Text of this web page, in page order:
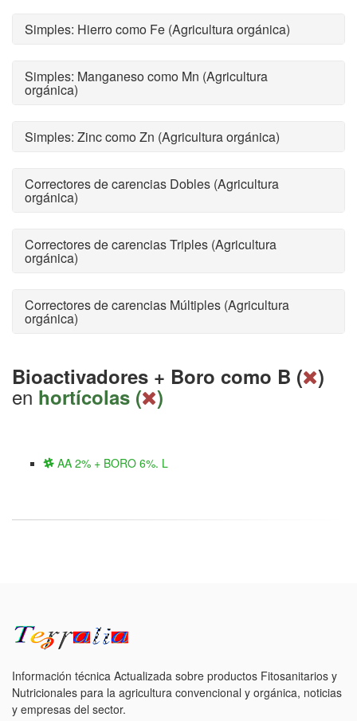
Simples: Hierro como Fe (Agricultura orgánica)
Simples: Manganeso como Mn (Agricultura
orgánica)
Simples: Zinc como Zn (Agricultura orgánica)
Correctores de carencias Dobles (Agricultura
orgánica)
Correctores de carencias Triples (Agricultura
orgánica)
Correctores de carencias Múltiples (Agricultura
orgánica)
Bioactivadores + Boro como B ( )
en hortícolas ( )
AA 2% + BORO 6%. L
Información técnica Actualizada sobre productos Fitosanitarios y
Nutricionales para la agricultura convencional y orgánica, noticias
y empresas del sector.